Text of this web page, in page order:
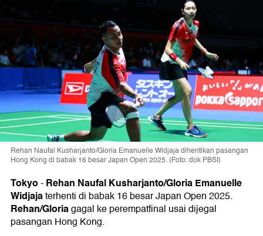
Rehan Naufal Kusharjanto/Gloria Emanuelle Widjaja dihentikan pasangan
Hong Kong di babak 16 besar Japan Open 2025. (Foto: dok PBSI)
Tokyo-Rehan Naufal Kusharjanto/Gloria Emanuelle
Widjajaterhenti di babak 16 besar Japan Open 2025.
Rehan/Gloriagagal ke perempatfinal usai dijegal
pasangan Hong Kong.